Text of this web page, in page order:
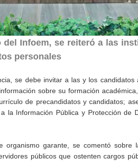
del Infoem, se reiteró a las
personales
se debe invitar a las y los
sobre su formación
de precandidatos y candidatos;
la Información Pública y Protección de
organismo garante, se comentó
públicos que ostenten cargos